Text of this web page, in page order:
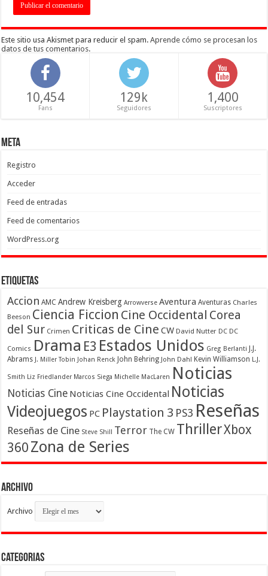
Este sitio usa Akismet para reducir el spam.Aprende cómo se procesan los
datos de tus comentarios.
10,454
Fans
129k
Seguidores
1,400
Suscriptores
Meta
Registro
Acceder
Feed de entradas
Feed de comentarios
WordPress.org
Etiquetas
Accion AMC Andrew Kreisberg Arrowverse Aventura Aventuras Charles
Beeson Ciencia Ficcion Cine Occidental Corea
del Sur Crimen Criticas de Cine CW David Nutter DC DC
Comics Drama E3 Estados Unidos Greg Berlanti
J.J.
Abrams J. Miller Tobin Johan Renck John Behring John Dahl Kevin Williamson L.J.
Smith Liz Friedlander Marcos Siega Michelle MacLaren Noticias
Noticias Cine Noticias Cine Occidental Noticias
Videojuegos PC Playstation 3 PS3 Reseñas
Reseñas de Cine Steve Shill Terror The CW ThrillerXbox
360 Zona de Series
Archivo
Archivo
Categorias